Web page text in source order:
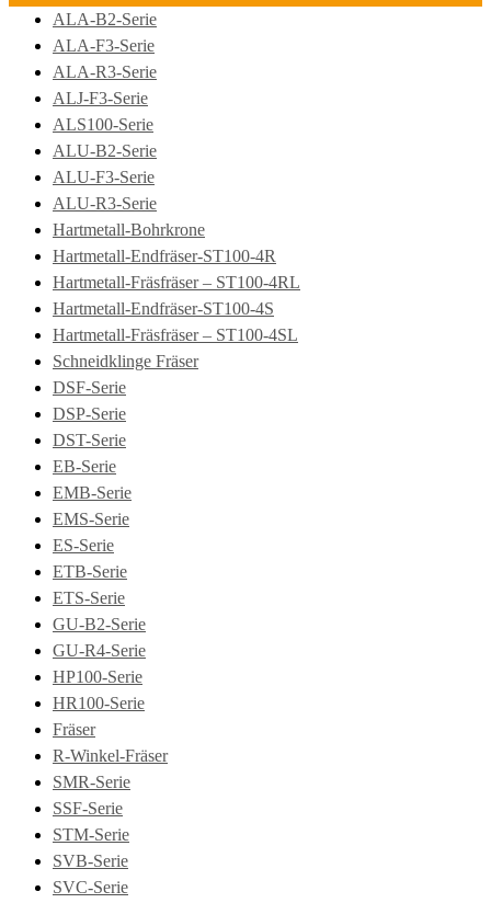
ALA-B2-Serie
ALA-F3-Serie
ALA-R3-Serie
ALJ-F3-Serie
ALS100-Serie
ALU-B2-Serie
ALU-F3-Serie
ALU-R3-Serie
Hartmetall-Bohrkrone
Hartmetall-Endfräser-ST100-4R
Hartmetall-Fräsfräser – ST100-4RL
Hartmetall-Endfräser-ST100-4S
Hartmetall-Fräsfräser – ST100-4SL
Schneidklinge Fräser
DSF-Serie
DSP-Serie
DST-Serie
EB-Serie
EMB-Serie
EMS-Serie
ES-Serie
ETB-Serie
ETS-Serie
GU-B2-Serie
GU-R4-Serie
HP100-Serie
HR100-Serie
Fräser
R-Winkel-Fräser
SMR-Serie
SSF-Serie
STM-Serie
SVB-Serie
SVC-Serie